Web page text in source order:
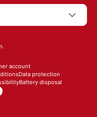
account
Data protection
Battery disposal